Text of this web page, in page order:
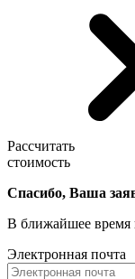
Рассчитать
стоимость
Спасибо, Ваша
В ближайшее время
Электронная почта